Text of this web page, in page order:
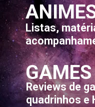
Listas,
Reviews de
quadrinhos e